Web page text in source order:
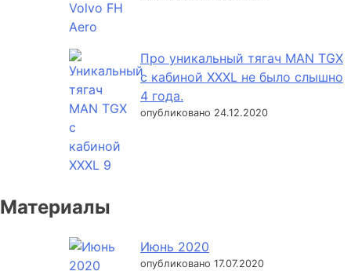
Про уникальный тягач MAN TGX
с кабиной XXXL не было слышно
4 года.
опубликовано 24.12.2020
Материалы
Июнь 2020
опубликовано 17.07.2020